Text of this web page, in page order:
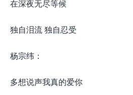
在深夜无尽等候
独自泪流 独自忍受
杨宗纬：
多想说声我真的爱你